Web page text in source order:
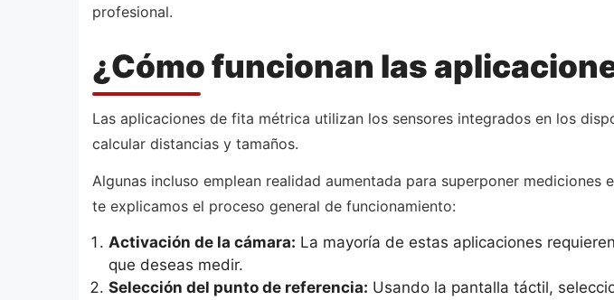
profesional.
¿Cómo funcionan las
Las aplicaciones de fita métrica utilizan los sensores integrados en los
calcular distancias y tamaños.
Algunas incluso emplean realidad aumentada para superponer
te explicamos el proceso general de funcionamiento:
Activación de la cámara: La mayoría de estas aplicaciones
que deseas medir.
Selección del punto de referencia: Usando la pantalla táctil,